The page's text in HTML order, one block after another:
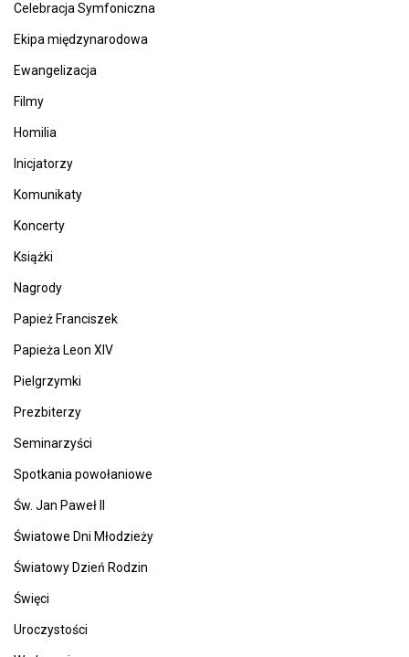
Celebracja Symfoniczna
Ekipa międzynarodowa
Ewangelizacja
Filmy
Homilia
Inicjatorzy
Komunikaty
Koncerty
Książki
Nagrody
Papież Franciszek
Papieża Leon XIV
Pielgrzymki
Prezbiterzy
Seminarzyści
Spotkania powołaniowe
Św. Jan Paweł II
Światowe Dni Młodzieży
Światowy Dzień Rodzin
Święci
Uroczystości